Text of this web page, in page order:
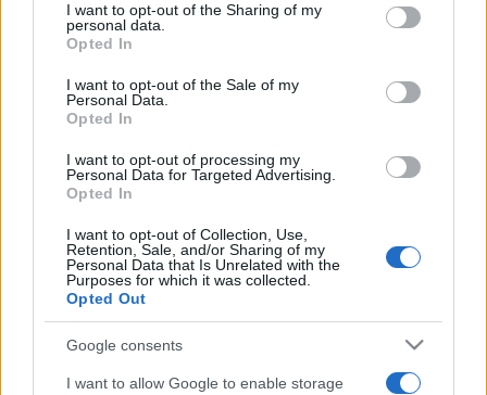
not limited to your visit or usage behaviour. You may click to
grant or deny consent to Google and its third-party tags to
use your data for below specified purposes in below Google
consent section.
I want to opt-out of the Sharing of my
personal data.
Opted In
I want to opt-out of the Sale of my
Personal Data.
Opted In
I want to opt-out of processing my
Personal Data for Targeted Advertising.
Opted In
I want to opt-out of Collection, Use,
Retention, Sale, and/or Sharing of my
Personal Data that Is Unrelated with the
Purposes for which it was collected.
Opted Out
Google consents
I want to allow Google to enable storage
Rowling az új mű címét az üzenetben nem jelenti be
egyértelműen, de a sorozathoz hasonlóan meglehetősen
misztikus, kísértetiesen suhogó széllel, távoli
kutyaugatással borzongatóbbá tett honlap "Pletykák" című
Potter and the Pyramids of Furmat címet viseli majd.
Az 1997-ben indult regényfolyam nemcsak irodalmi, de
fenomenális anyagi siker is: különböző becslések szerint a
hatvan nyelven, összesen 300 millió példányban eladott
eddigi hat könyv és a négy film 500 millió fontos (185
milliárd forint) vagyont eredményezett. Ha az adat helytálló,
J.K. Rowling ezzel messze megelőzi II. Erzsébet királynőt is,